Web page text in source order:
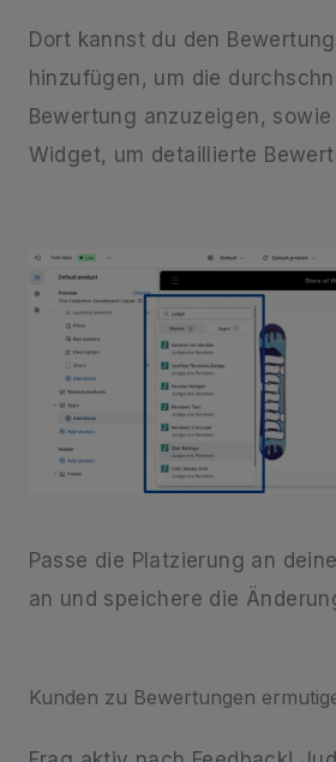
Dort kannst du den
hinzufügen, um die
Bewertung anzuzeigen,
Widget, um detaillierte
Passe die Platzierung an
an und speichere die
Kunden zu Bewertungen